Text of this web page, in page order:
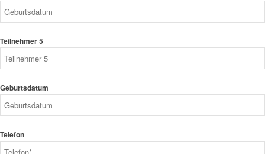
Teilnehmer 5
Geburtsdatum
Telefon